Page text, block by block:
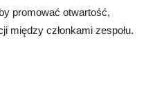
promować otwartość,
między członkami zespołu.